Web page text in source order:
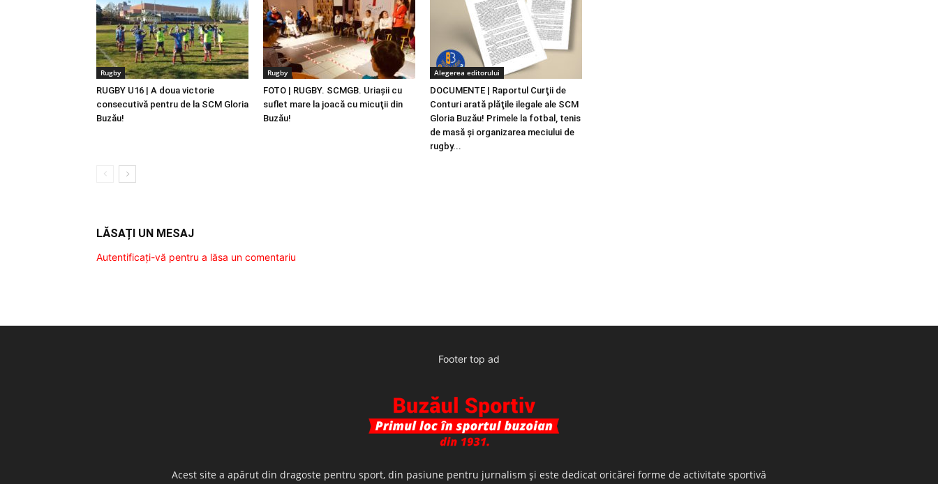
Rugby
RUGBY U16 | A doua victorie
consecutivă pentru de la SCM Gloria
Buzău!
Rugby
FOTO | RUGBY. SCMGB. Uriaşii cu
suflet mare la joacă cu micuţii din
Buzău!
Alegerea editorului
DOCUMENTE | Raportul Curţii de
Conturi arată plăţile ilegale ale SCM
Gloria Buzău! Primele la fotbal, tenis
de masă şi organizarea meciului de
rugby...
LĂSAȚI UN MESAJ
Autentificați-vă pentru a lăsa un comentariu
Footer top ad
Acest site a apărut din dragoste pentru sport, din pasiune pentru jurnalism şi este dedicat oricărei forme de activitate sportivă